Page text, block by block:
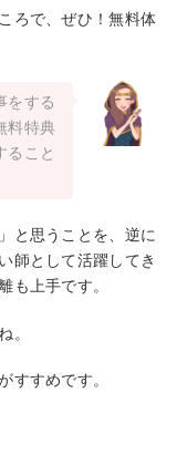
ろで、ぜひ！無料体
をする
料特典
ること
と思うことを、逆に
師として活躍してき
も上手です。
。
すすめです。